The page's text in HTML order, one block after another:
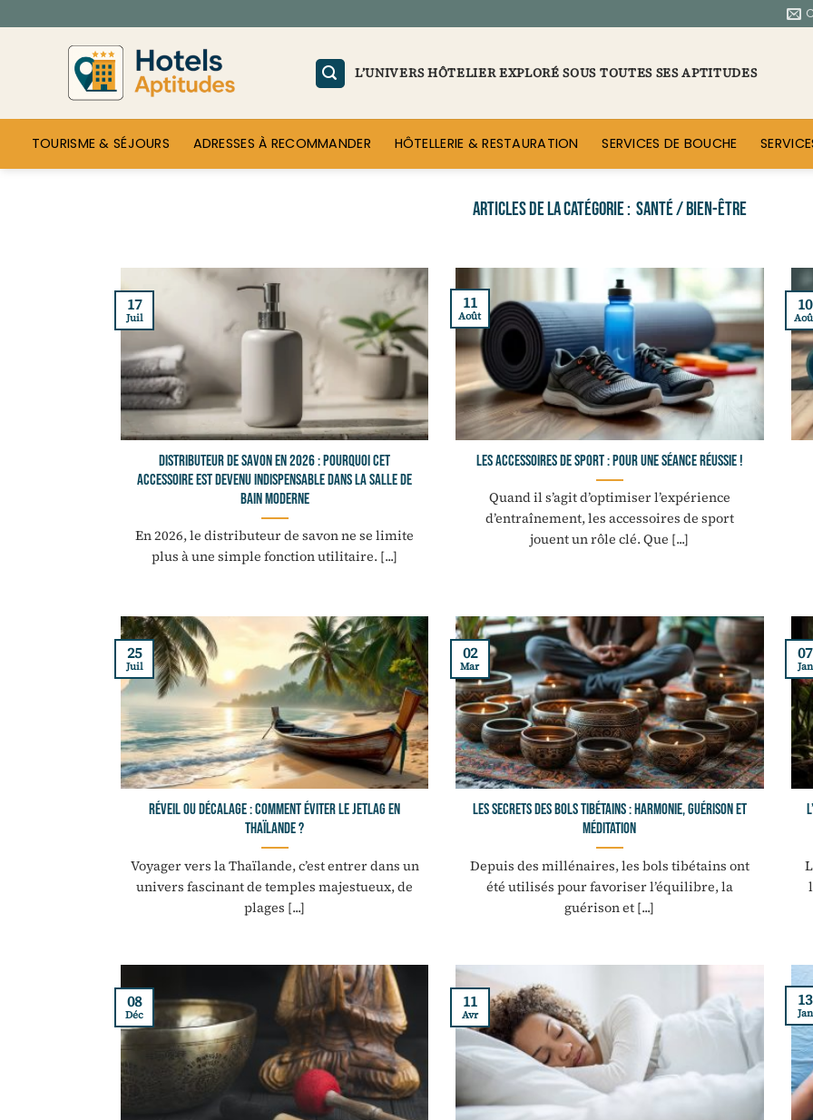
au
L’UNIVERS HÔTELIER EXPLORÉ SOUS TOUTES SES APTITUDES
TOURISME & SÉJOURS ADRESSES À RECOMMANDER HÔTELLERIE & RESTAURATION SERVICES DE BOUCHE
SANTÉ / BIEN-ÊTRE
Distributeur de savon en 2026 : pourquoi cet
accessoire est devenu indispensable dans la salle de
bain moderne
En 2026, le distributeur de savon ne se limite
plus à une simple fonction utilitaire. [...]
17
Juil
Les accessoires de sport : pour une séance réussie !
Quand il s’agit d’optimiser l’expérience
d’entraînement, les accessoires de sport
jouent un rôle clé. Que [...]
11
Août
10
Réveil ou décalage : comment éviter le jetlag en
Thaïlande ?
Voyager vers la Thaïlande, c’est entrer dans un
univers fascinant de temples majestueux, de
plages [...]
25
Juil
Les secrets des bols tibétains : harmonie, guérison et
méditation
Depuis des millénaires, les bols tibétains ont
été utilisés pour favoriser l’équilibre, la
guérison et [...]
02
Mar
07
Jan
08
Déc
11
Avr
13
Jan